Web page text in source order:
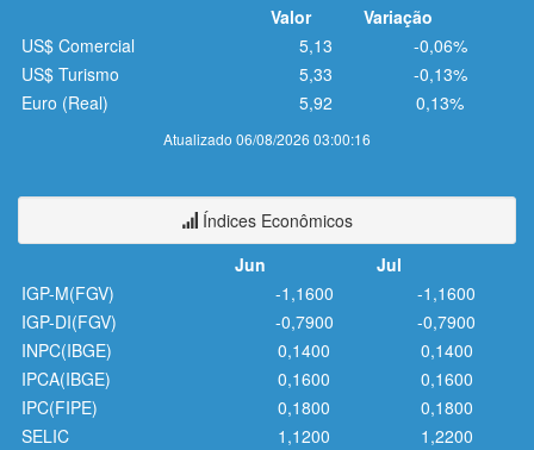
Valor
Variação
Atualizado 06/08/2026 03:00:16
US$ Comercial 5,13
-0,06%
US$ Turismo
5,33
-0,13%
Euro (Real)
5,92 0,13%
Índices Econômicos
Jun
Jul
IGP-M(FGV)
-1,1600
-1,1600
IGP-DI(FGV)
-0,7900
-0,7900
INPC(IBGE)
0,1400
0,1400
IPCA(IBGE)
0,1600
0,1600
IPC(FIPE)
0,1800
0,1800
SELIC
1,1200
1,2200